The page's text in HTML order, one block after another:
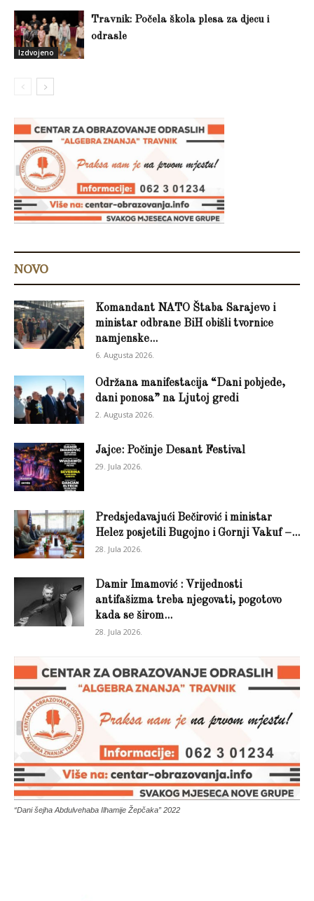
Izdvojeno
Travnik: Počela škola plesa za djecu i
odrasle
NOVO
Komandant NATO Štaba Sarajevo i
ministar odbrane BiH obišli tvornice
namjenske...
6. Augusta 2026.
Održana manifestacija “Dani pobjede,
dani ponosa” na Ljutoj gredi
2. Augusta 2026.
Jajce: Počinje Desant Festival
29. Jula 2026.
Predsjedavajući Bečirović i ministar
Helez posjetili Bugojno i Gornji Vakuf –...
28. Jula 2026.
Damir Imamović : Vrijednosti
antifašizma treba njegovati, pogotovo
kada se širom...
28. Jula 2026.
“Dani šejha Abdulvehaba Ilhamije Žepčaka” 2022